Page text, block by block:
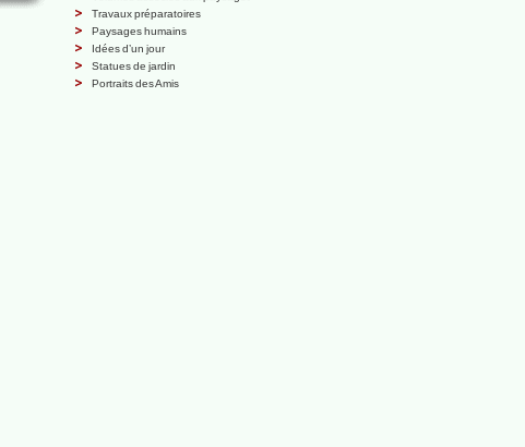
Travaux préparatoires
Paysages humains
Idées d’un jour
Statues de jardin
Portraits des Amis